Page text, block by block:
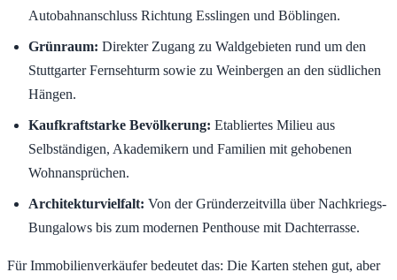
Autobahnanschluss Richtung Esslingen und Böblingen.
Grünraum: Direkter Zugang zu Waldgebieten rund um den
Stuttgarter Fernsehturm sowie zu Weinbergen an den südlichen
Hängen.
Kaufkraftstarke Bevölkerung: Etabliertes Milieu aus
Selbständigen, Akademikern und Familien mit gehobenen
Wohnansprüchen.
Architekturvielfalt: Von der Gründerzeitvilla über Nachkriegs-
Bungalows bis zum modernen Penthouse mit Dachterrasse.
Für Immobilienverkäufer bedeutet das: Die Karten stehen gut, aber